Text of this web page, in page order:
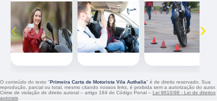
‹ ›
O conteúdo do texto "Primeira Carta de Motorista Vila Authalia" é de direito reservado. Sua
reprodução, parcial ou total, mesmo citando nossos links, é proibida sem a autorização do autor.
Crime de violação de direito autoral – artigo 184 do Código Penal – Lei 9610/98 - Lei de direitos
autorais